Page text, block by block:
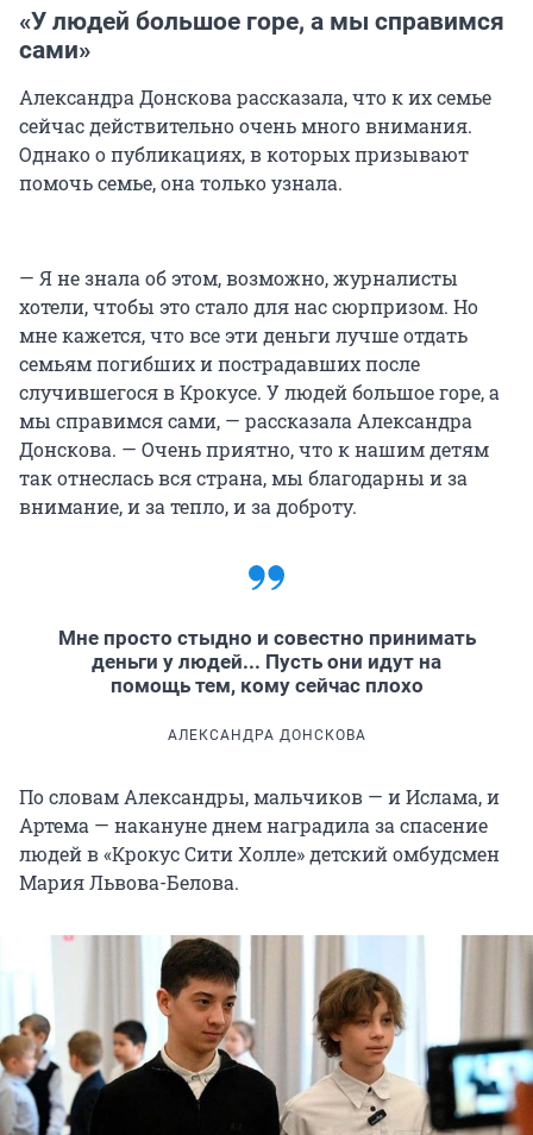
«У людей большое горе, а мы справимся
сами»
Александра Донскова рассказала, что к их семье
сейчас действительно очень много внимания.
Однако о публикациях, в которых призывают
помочь семье, она только узнала.
— Я не знала об этом, возможно, журналисты
хотели, чтобы это стало для нас сюрпризом. Но
мне кажется, что все эти деньги лучше отдать
семьям погибших и пострадавших после
случившегося в Крокусе. У людей большое горе, а
мы справимся сами, — рассказала Александра
Донскова. — Очень приятно, что к нашим детям
так отнеслась вся страна, мы благодарны и за
внимание, и за тепло, и за доброту.
Мне просто стыдно и совестно принимать
деньги у людей... Пусть они идут на
помощь тем, кому сейчас плохо
АЛЕКСАНДРА ДОНСКОВА
По словам Александры, мальчиков — и Ислама, и
Артема — накануне днем наградила за спасение
людей в «Крокус Сити Холле» детский омбудсмен
Мария Львова-Белова.